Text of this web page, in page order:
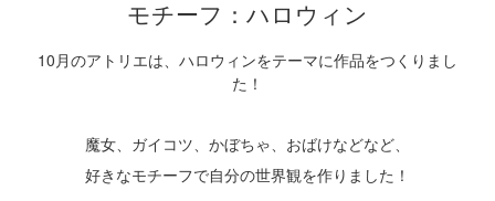
モチーフ：ハロウィン
10月のアトリエは、ハロウィンをテーマに作品をつくりまし
た！
魔女、ガイコツ、かぼちゃ、おばけなどなど、
好きなモチーフで自分の世界観を作りました！